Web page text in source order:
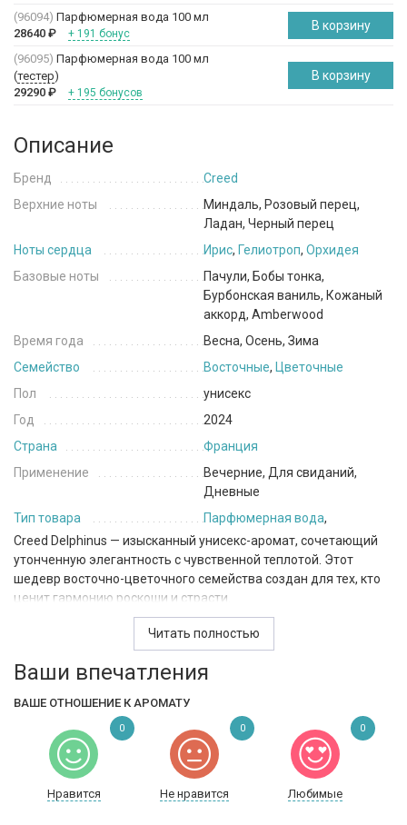
(96094) Парфюмерная вода 100 мл
28640 ₽ + 191 бонус
В корзину
(96095) Парфюмерная вода 100 мл
(тестер)
29290 ₽ + 195 бонусов
В корзину
Описание
Бренд
Creed
Верхние ноты
Миндаль, Розовый перец,
Ладан, Черный перец
Ноты сердца
Ирис, Гелиотроп, Орхидея
Базовые ноты
Пачули, Бобы тонка,
Бурбонская ваниль, Кожаный
аккорд, Amberwood
Время года
Весна, Осень, Зима
Семейство
Восточные, Цветочные
Пол
унисекс
Год
2024
Страна
Франция
Применение
Вечерние, Для свиданий,
Дневные
Тип товара
Парфюмерная вода,
Creed Delphinus — изысканный унисекс-аромат, сочетающий
утонченную элегантность с чувственной теплотой. Этот
шедевр восточно-цветочного семейства создан для тех, кто
ценит гармонию роскоши и страсти.
Композиция начинается с интригующего сочетания миндаля,
пряного розового и чёрного перца, дополненного дымным
аккордом ладана. Этот яркий старт завораживает своей
изысканному сердцу аромата. Сердечные ноты раскрываются
нежным букетом ириса, пудрового гелиотропа и утончённой
орхидеи. Эта фаза окутывает тонкой цветочной вуалью,
создавая мягкость и аристократичное звучание. База
благодаря тёплому сочетанию пачули, сладковатых бобов
Читать полностью
Ваши впечатления
ВАШЕ ОТНОШЕНИЕ К АРОМАТУ
Нравится Не нравится Любимые
0 0 0